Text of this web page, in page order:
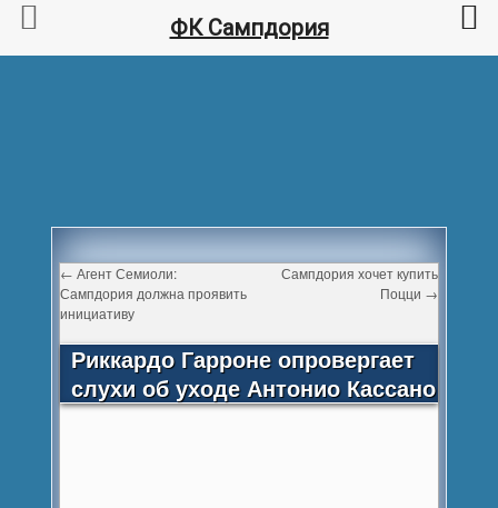
← Агент Семиоли:
Сампдория должна проявить
инициативу
Сампдория хочет купить
Поцци →
Риккардо Гарроне опровергает
слухи об уходе Антонио Кассано
ФК Сампдория